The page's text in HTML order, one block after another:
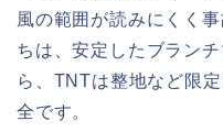
風の範囲が読みにくく
ちは、安定したブラン
ら、TNTは整地など限
全です。